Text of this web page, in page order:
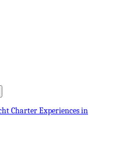
Charter Experiences in